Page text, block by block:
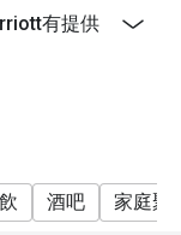
有提供
酒吧 家庭聚